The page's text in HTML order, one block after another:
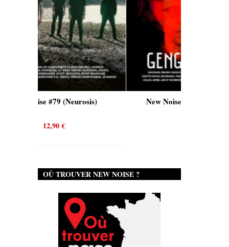
#79 (Neurosis) New Noise #80 (Genghis Tron)
OÙ TROUVER NEW NOISE ?